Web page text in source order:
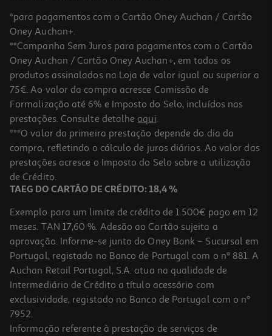
*para pagamentos com o Cartão Oney Auchan / Cartão
Oney Auchan+.
**Campanha Sem Juros para pagamentos com o Cartão
Oney Auchan / Cartão Oney Auchan+, em todos os
produtos assinalados na Loja de valor igual ou superior a
75€. Ao valor da compra acresce Comissão de
Formalização até 6% e Imposto do Selo, incluídos nas
prestações. Consulte detalhe aqui.
***O valor da primeira prestação depende do dia da
compra, refletindo o cálculo de juros diários. Ao valor das
prestações acresce o Imposto do Selo sobre a utilização
de Crédito.
TAEG DO CARTÃO DE CRÉDITO: 18,4 %
Exemplo para um limite de crédito de 1.500€ pago em 12
meses. TAN 17,60 %. Adesão ao Cartão sujeita a
aprovação. Informe-se junto do Oney Bank – Sucursal em
Portugal, registado no Banco de Portugal com o nº 881. A
Auchan Retail Portugal, S.A. atua na qualidade de
Intermediário de Crédito a título acessório com
exclusividade, registado no Banco de Portugal com o nº
7952.
Informação referente à prestação de serviços de